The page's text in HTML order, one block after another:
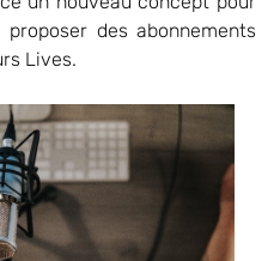
des abonnements
Lives.